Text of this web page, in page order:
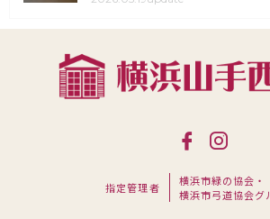
指定管理者
横浜市緑の協会・
横浜市弓道協会グ